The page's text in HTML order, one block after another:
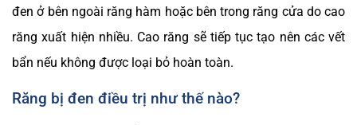
đen ở bên ngoài răng hàm hoặc bên trong răng cửa do cao
răng xuất hiện nhiều. Cao răng sẽ tiếp tục tạo nên các vết
bẩn nếu không được loại bỏ hoàn toàn.
Răng bị đen điều trị như thế nào?